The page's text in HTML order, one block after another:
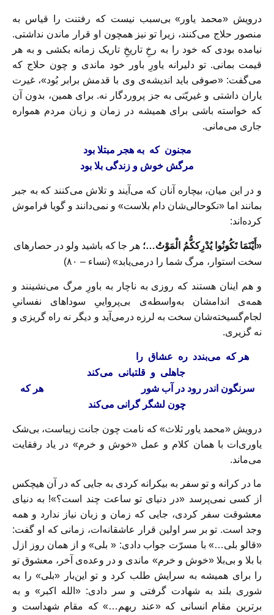
درويش «محمد ياور» بى‌سبب نيست كه رفتنت را قياس به
منصور حلاج مى‌كنند، زيرا تو نيز همچون او قرار ماندن نداشتى.
نيامده بودى كه خود را به رخِ تاريخِ تاريک زمانه بكشى و به هر
قيمت بمانى. تو دليرانه ياورِ باور خود ماندى و چون حلاج که
می‌گفت: «صوفی باید اندیشه‌ی وی با قدمش برابر بُود»، غیرت
یاران داشتی و غیریّتى به جز پروردگار نه. براى همين، بدون آن
كه خواسته باشى براى هميشه در زمان و زبان مردم همواره
جارى مى‌مانى.
مجنون که به هجر مبتلا بود
مرگش خوش و زندگی بلا بود
و در اين ميان، بيچاره آنان كه مى‌آيند و تلاش مى‌كنند كه به جبر
بمانند اما «نكوحالى‌شان دام بلاست» و نمى‌دانند و گويا فراموش
كرده‌اند:
«أَيْنَمَا تَكُونُوا يُدْرِككُّمُ الْمَوْتُ…؛ هر جا كه باشيد ولو در حصارهاى
سخت استوار، مرگ شما را درمى‌يابد» (نساء – ٨٠)
و هم اينان هستند كه روزى به ناچار به باورِ مرگ مى‌نشينند و
همه‌ى اندامشان به‌واسطه‌ى بى‌پروايىِ سوداهاى نفسانىِ
لجام‌گسيخته‌شان سخت به لرزه درمى‌آيد و ديگر نه راه گريزى و
نه گزيرى.
هر که می‌بندد ره عشاق را
جاهلی و قلتبانى می‌کند
سرنگون اندر رود در آب شورهر که
چون لشگر گرانی می‌کند
درويش «محمد ياور ثلاث» كه نامت چون جانت زيباست، بى‌شک
ياورى‌ات با همان كلام و عمل «خوش و خرم» در یاد رفقایت
می‌ماند.
ما در کرانه و تو سفر به بیکرانه کردی به جایی که در آن هیچکس
از کسی نمی‌پرسد «در دنیای تو ساعت چند است؟»! به دنیای
معشوقت سفر کردی، جایی که زمان و زبان نیاز ندارد و همه
وجد است. تو بر سر اولين قرار عاشقانه‌ات، زمانی که او گفت:
«قالو بلی…» با مسرّت جواب دادى: « بلى» و از همان روز ازل
با بلا و بی‌بلا «خوش و خرم» ماندی و در وعده‌ی آخر، معشوق تو
را برای همیشه به سرايش طلب کرد و تو این‌بار «بلی» را به
شوری بلند به شهادت گرفتی و سر دادی: «الله اکبر» و به
برترین مقام انسانی که «عند ربهم…» که مقام شهداست و